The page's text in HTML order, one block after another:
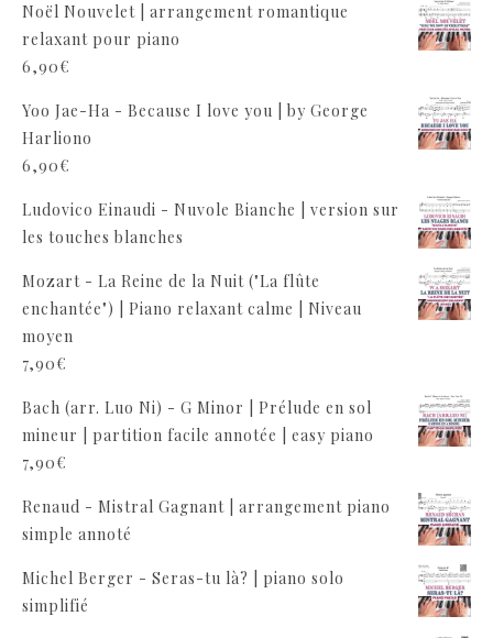
Noël Nouvelet | arrangement romantique
relaxant pour piano
6,90€
Yoo Jae-Ha - Because I love you | by George
Harliono
6,90€
Ludovico Einaudi - Nuvole Bianche | version sur
les touches blanches
Mozart - La Reine de la Nuit ("La flûte
enchantée") | Piano relaxant calme | Niveau
moyen
7,90€
Bach (arr. Luo Ni) - G Minor | Prélude en sol
mineur | partition facile annotée | easy piano
7,90€
Renaud - Mistral Gagnant | arrangement piano
simple annoté
Michel Berger - Seras-tu là? | piano solo
simplifié